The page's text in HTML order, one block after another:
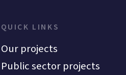
QUICK LINKS
Our projects
Public sector projects